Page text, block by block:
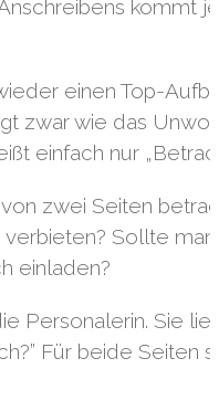
kommt
einen Top-
zwar wie das
einfach nur
zwei Seiten
Sollte
einladen?
Personalerin. Sie
Für beide